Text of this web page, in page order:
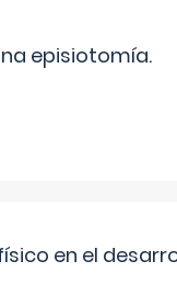
episiotomía.
en el